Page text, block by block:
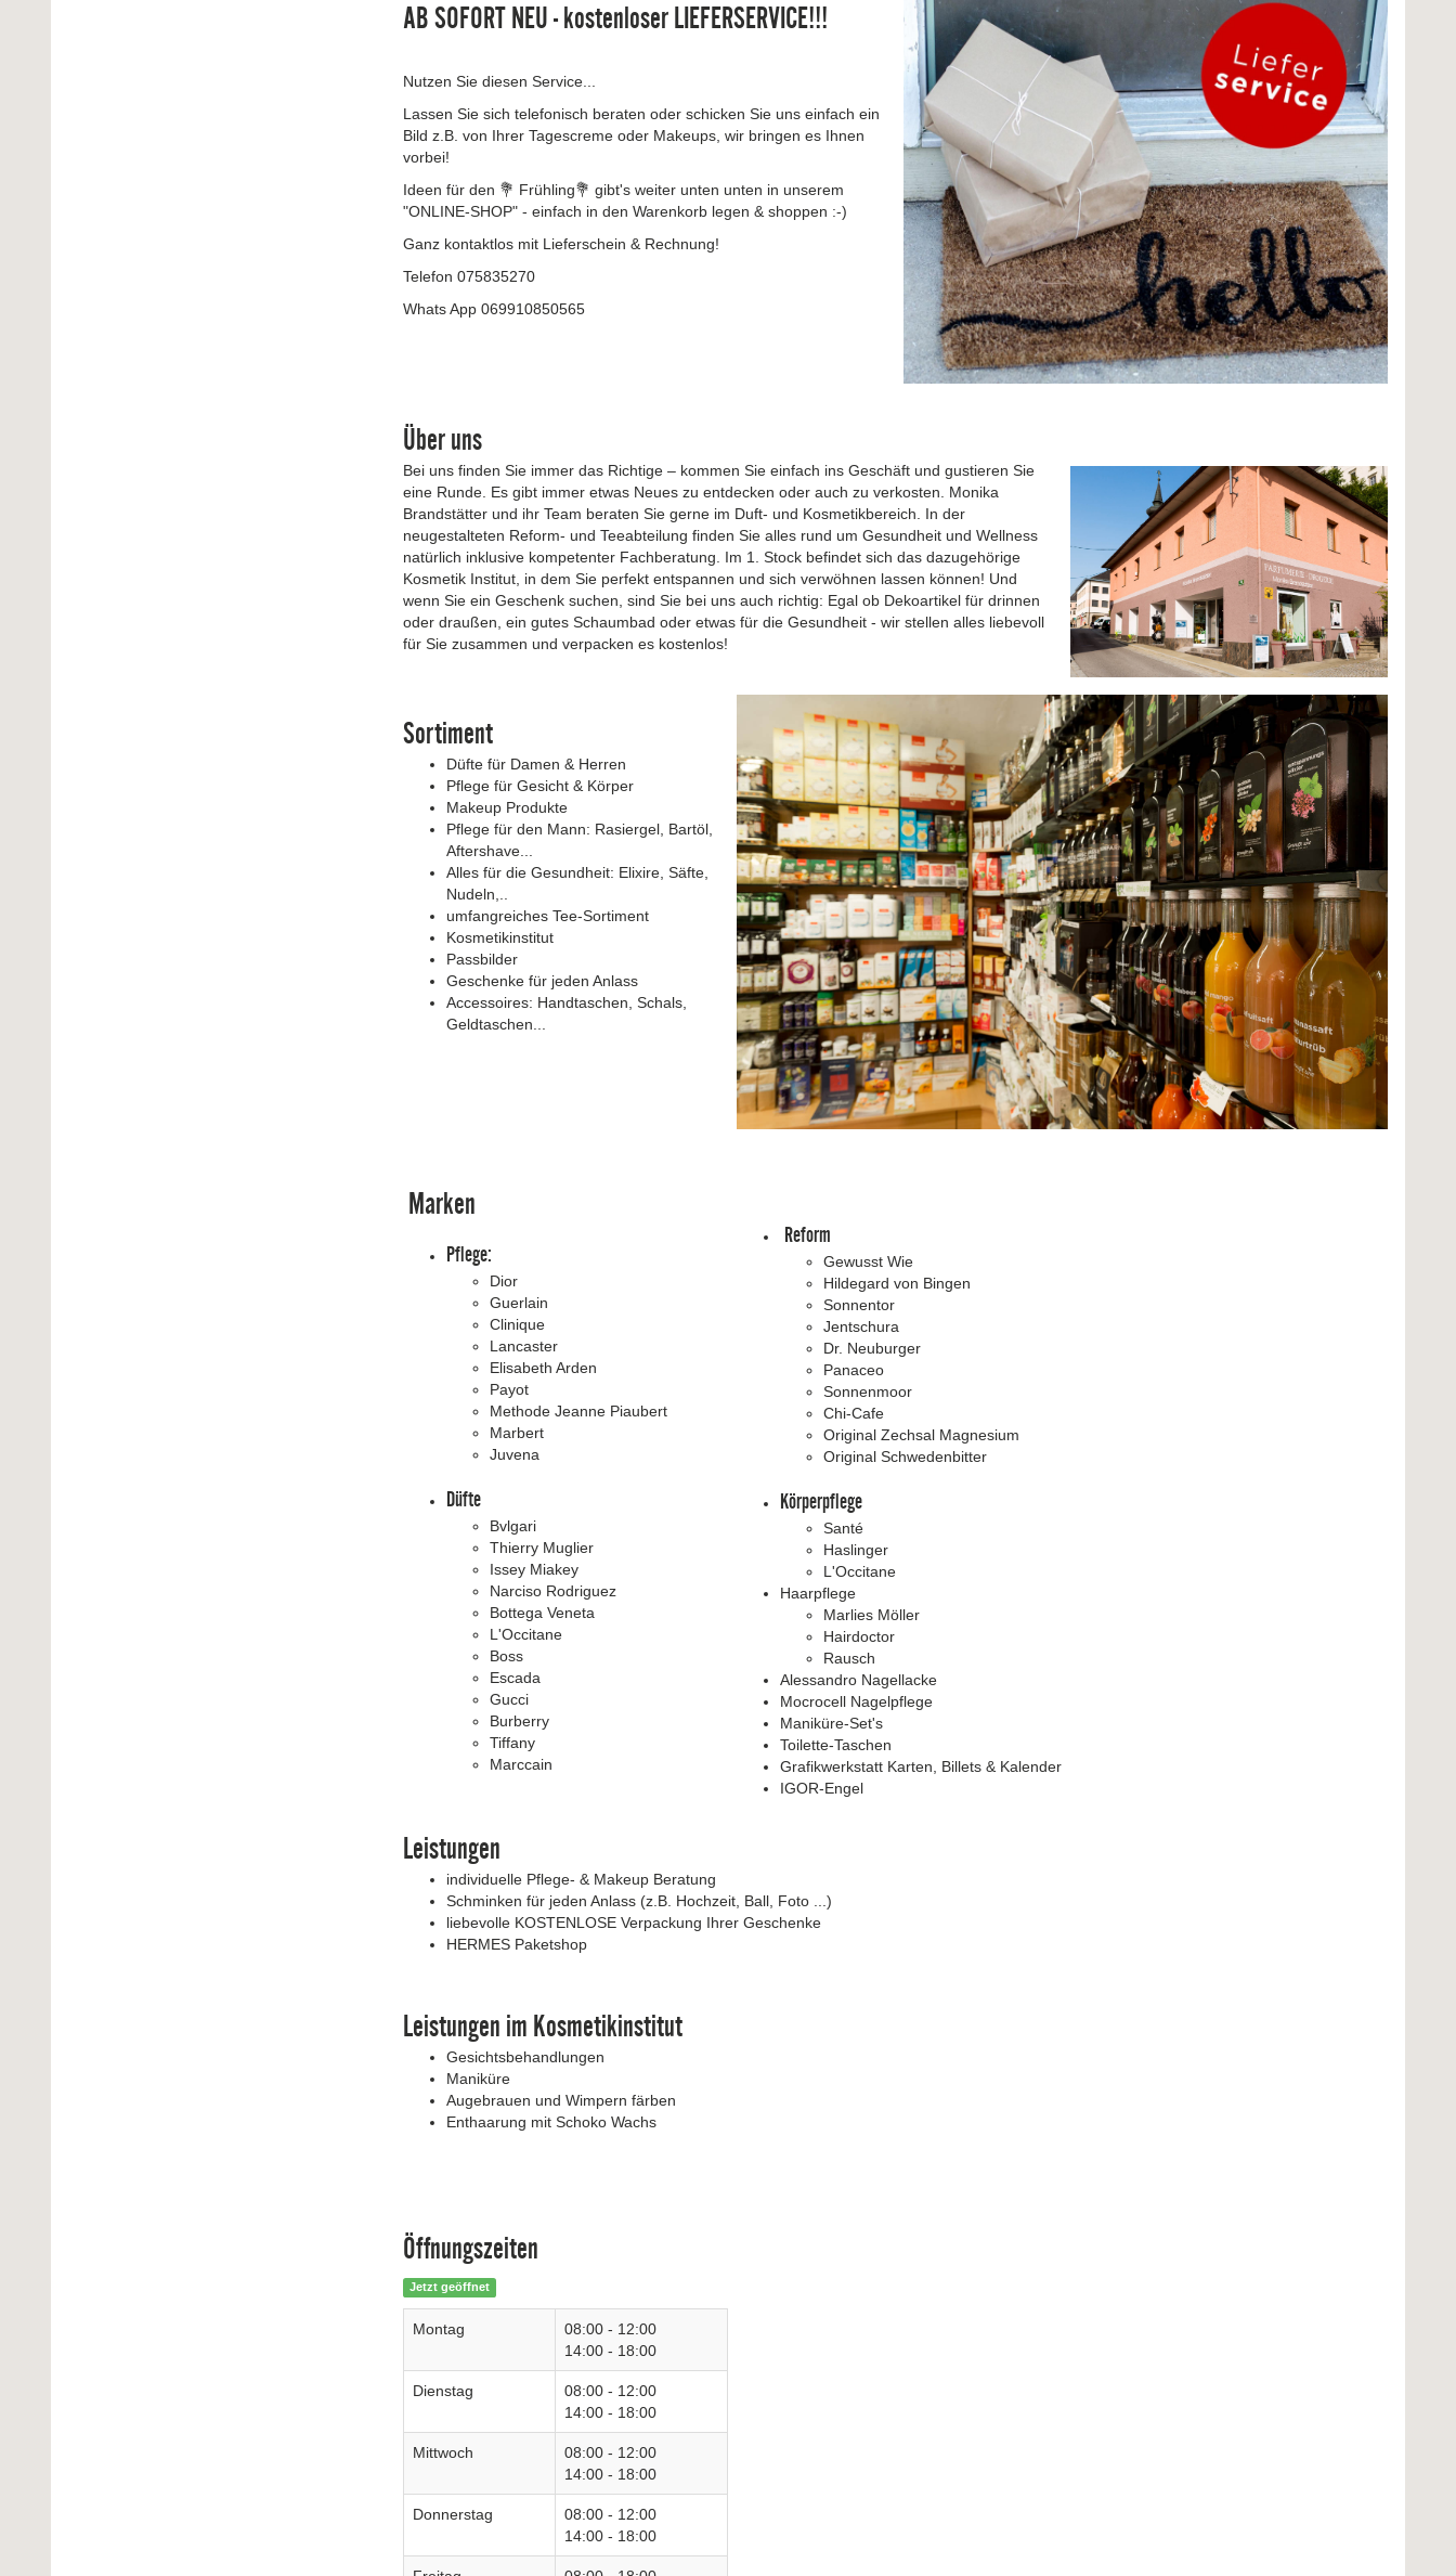
AB SOFORT NEU - kostenloser LIEFERSERVICE!!!
Nutzen Sie diesen Service...
Lassen Sie sich telefonisch beraten oder schicken Sie uns einfach ein
Bild z.B. von Ihrer Tagescreme oder Makeups, wir bringen es Ihnen
vorbei!
Ideen für den 💐 Frühling💐 gibt's weiter unten unten in unserem
"ONLINE-SHOP" - einfach in den Warenkorb legen & shoppen :-)
Ganz kontaktlos mit Lieferschein & Rechnung!
Telefon 075835270
Whats App 069910850565
Über uns
Bei uns finden Sie immer das Richtige – kommen Sie einfach ins Geschäft und gustieren Sie
eine Runde. Es gibt immer etwas Neues zu entdecken oder auch zu verkosten. Monika
Brandstätter und ihr Team beraten Sie gerne im Duft- und Kosmetikbereich. In der
neugestalteten Reform- und Teeabteilung finden Sie alles rund um Gesundheit und Wellness
natürlich inklusive kompetenter Fachberatung. Im 1. Stock befindet sich das dazugehörige
Kosmetik Institut, in dem Sie perfekt entspannen und sich verwöhnen lassen können! Und
wenn Sie ein Geschenk suchen, sind Sie bei uns auch richtig: Egal ob Dekoartikel für drinnen
oder draußen, ein gutes Schaumbad oder etwas für die Gesundheit - wir stellen alles liebevoll
für Sie zusammen und verpacken es kostenlos!
Sortiment
Düfte für Damen & Herren
Pflege für Gesicht & Körper
Makeup Produkte
Pflege für den Mann: Rasiergel, Bartöl,
Aftershave...
Alles für die Gesundheit: Elixire, Säfte,
Nudeln,..
umfangreiches Tee-Sortiment
Kosmetikinstitut
Passbilder
Geschenke für jeden Anlass
Accessoires: Handtaschen, Schals,
Geldtaschen...
Marken
Pflege:
Dior
Guerlain
Clinique
Lancaster
Elisabeth Arden
Payot
Methode Jeanne Piaubert
Marbert
Juvena
Düfte
Bvlgari
Thierry Muglier
Issey Miakey
Narciso Rodriguez
Bottega Veneta
L'Occitane
Boss
Escada
Gucci
Burberry
Tiffany
Marccain
Reform
Gewusst Wie
Hildegard von Bingen
Sonnentor
Jentschura
Dr. Neuburger
Panaceo
Sonnenmoor
Chi-Cafe
Original Zechsal Magnesium
Original Schwedenbitter
Körperpflege
Santé
Haslinger
L'Occitane
Haarpflege
Marlies Möller
Hairdoctor
Rausch
Alessandro Nagellacke
Mocrocell Nagelpflege
Maniküre-Set's
Toilette-Taschen
Grafikwerkstatt Karten, Billets & Kalender
IGOR-Engel
Leistungen
individuelle Pflege- & Makeup Beratung
Schminken für jeden Anlass (z.B. Hochzeit, Ball, Foto ...)
liebevolle KOSTENLOSE Verpackung Ihrer Geschenke
HERMES Paketshop
Leistungen im Kosmetikinstitut
Gesichtsbehandlungen
Maniküre
Augebrauen und Wimpern färben
Enthaarung mit Schoko Wachs
Öffnungszeiten
Jetzt geöffnet
Montag
08:00 - 12:00
14:00 - 18:00
Dienstag
08:00 - 12:00
14:00 - 18:00
Mittwoch
08:00 - 12:00
14:00 - 18:00
Donnerstag
08:00 - 12:00
14:00 - 18:00